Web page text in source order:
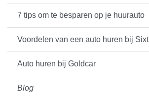
7 tips om te besparen op je huurauto
Voordelen van een auto huren bij Sixt
Auto huren bij Goldcar
Blog